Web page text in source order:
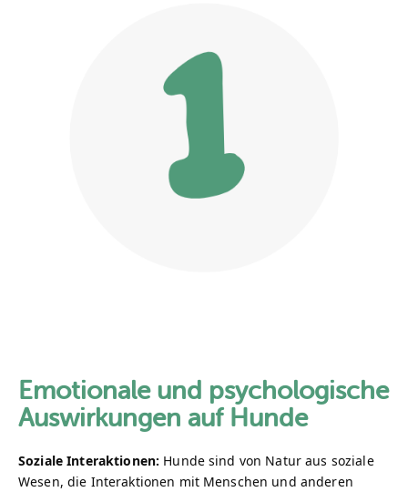
Emotionale und psychologische
Auswirkungen auf Hunde
Soziale Interaktionen: Hunde sind von Natur aus soziale
Wesen, die Interaktionen mit Menschen und anderen